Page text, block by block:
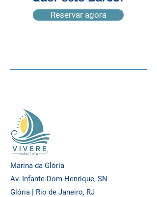
Reservar agora
Marina da Glória
Av. Infante Dom Henrique, SN
Glória | Rio de Janeiro, RJ